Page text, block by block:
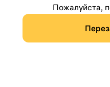
Пожалуйста,